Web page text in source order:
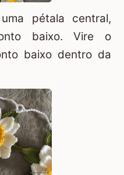
pétala central,
baixo. Vire o
baixo dentro da